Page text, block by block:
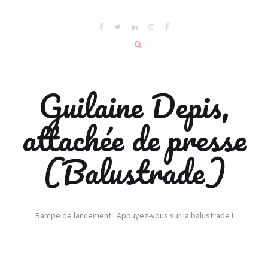
Guilaine Depis,
attachée de presse
(Balustrade)
Rampe de lancement ! Appuyez-vous sur la balustrade !